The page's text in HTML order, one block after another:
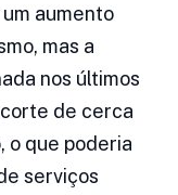
aumento
mas a
nos últimos
de cerca
o que poderia
serviços